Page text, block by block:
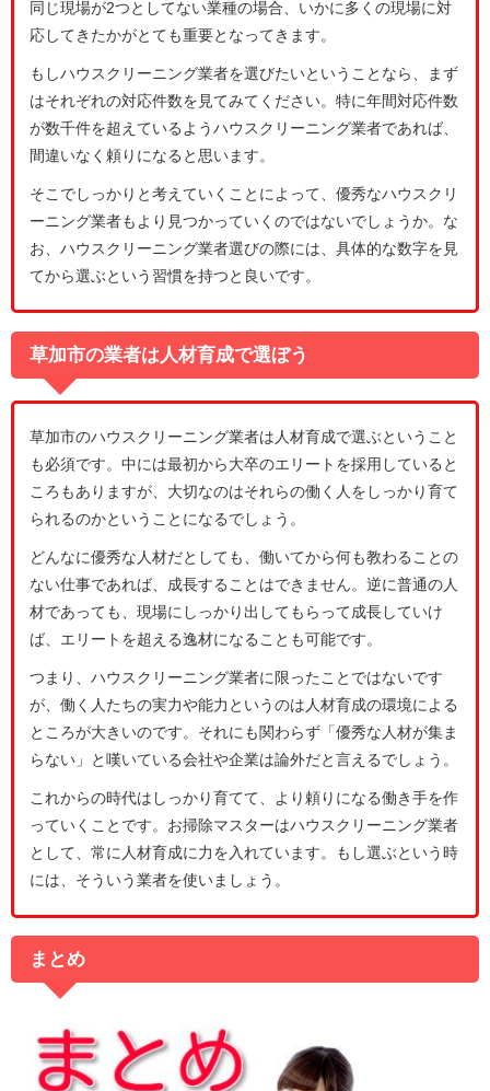
同じ現場が2つとしてない業種の場合、いかに多くの現場に対
応してきたかがとても重要となってきます。
もしハウスクリーニング業者を選びたいということなら、まず
はそれぞれの対応件数を見てみてください。特に年間対応件数
が数千件を超えているようハウスクリーニング業者であれば、
間違いなく頼りになると思います。
そこでしっかりと考えていくことによって、優秀なハウスクリ
ーニング業者もより見つかっていくのではないでしょうか。な
お、ハウスクリーニング業者選びの際には、具体的な数字を見
てから選ぶという習慣を持つと良いです。
草加市の業者は人材育成で選ぼう
草加市のハウスクリーニング業者は人材育成で選ぶということ
も必須です。中には最初から大卒のエリートを採用していると
ころもありますが、大切なのはそれらの働く人をしっかり育て
られるのかということになるでしょう。
どんなに優秀な人材だとしても、働いてから何も教わることの
ない仕事であれば、成長することはできません。逆に普通の人
材であっても、現場にしっかり出してもらって成長していけ
ば、エリートを超える逸材になることも可能です。
つまり、ハウスクリーニング業者に限ったことではないです
が、働く人たちの実力や能力というのは人材育成の環境による
ところが大きいのです。それにも関わらず「優秀な人材が集ま
らない」と嘆いている会社や企業は論外だと言えるでしょう。
これからの時代はしっかり育てて、より頼りになる働き手を作
っていくことです。お掃除マスターはハウスクリーニング業者
として、常に人材育成に力を入れています。もし選ぶという時
には、そういう業者を使いましょう。
まとめ